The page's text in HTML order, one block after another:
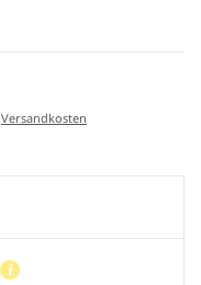
Versandkosten